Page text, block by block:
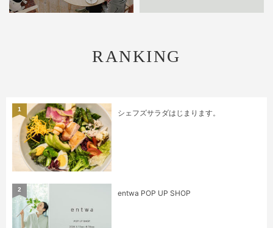
RANKING
シェフズサラダはじまります。
1
entwa POP UP SHOP
2